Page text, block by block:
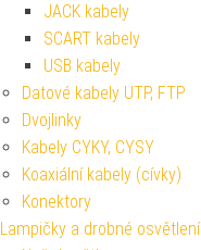
JACK kabely
SCART kabely
USB kabely
Datové kabely UTP, FTP
Dvojlinky
Kabely CYKY, CYSY
Koaxiální kabely (cívky)
Konektory
Lampičky a drobné osvětlení